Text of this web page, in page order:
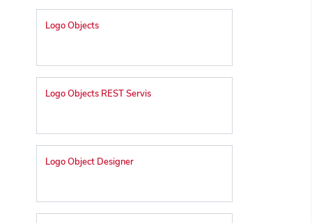
Logo Objects
Logo Objects REST Servis
Logo Object Designer